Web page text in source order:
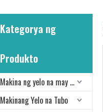
Kategorya ng
Produkto
Makina ng yelo na may flake
Makinang Yelo na Tubo